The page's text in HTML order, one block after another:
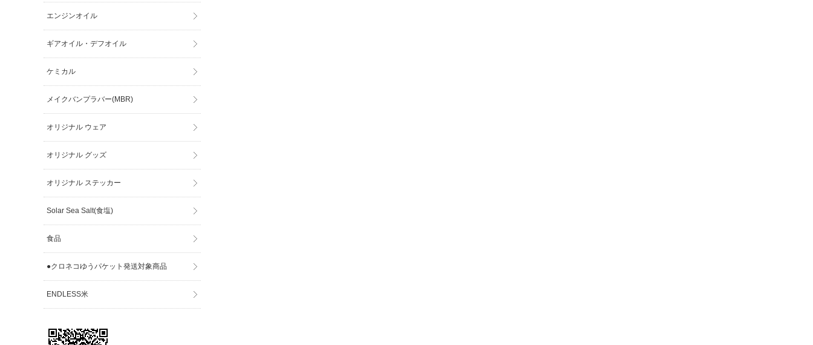
エンジンオイル
ギアオイル・デフオイル
ケミカル
メイクバンプラバー(MBR)
オリジナル ウェア
オリジナル グッズ
オリジナル ステッカー
Solar Sea Salt(食塩)
食品
●クロネコゆうパケット発送対象商品
ENDLESS米